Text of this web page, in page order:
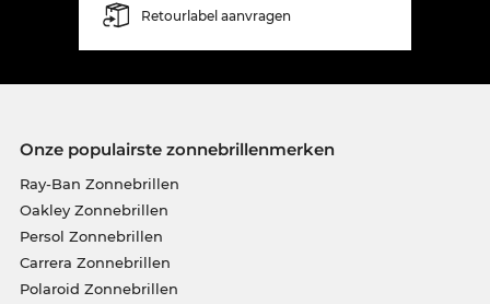
Retourlabel aanvragen
Onze populairste zonnebrillenmerken
Ray-Ban Zonnebrillen
Oakley Zonnebrillen
Persol Zonnebrillen
Carrera Zonnebrillen
Polaroid Zonnebrillen